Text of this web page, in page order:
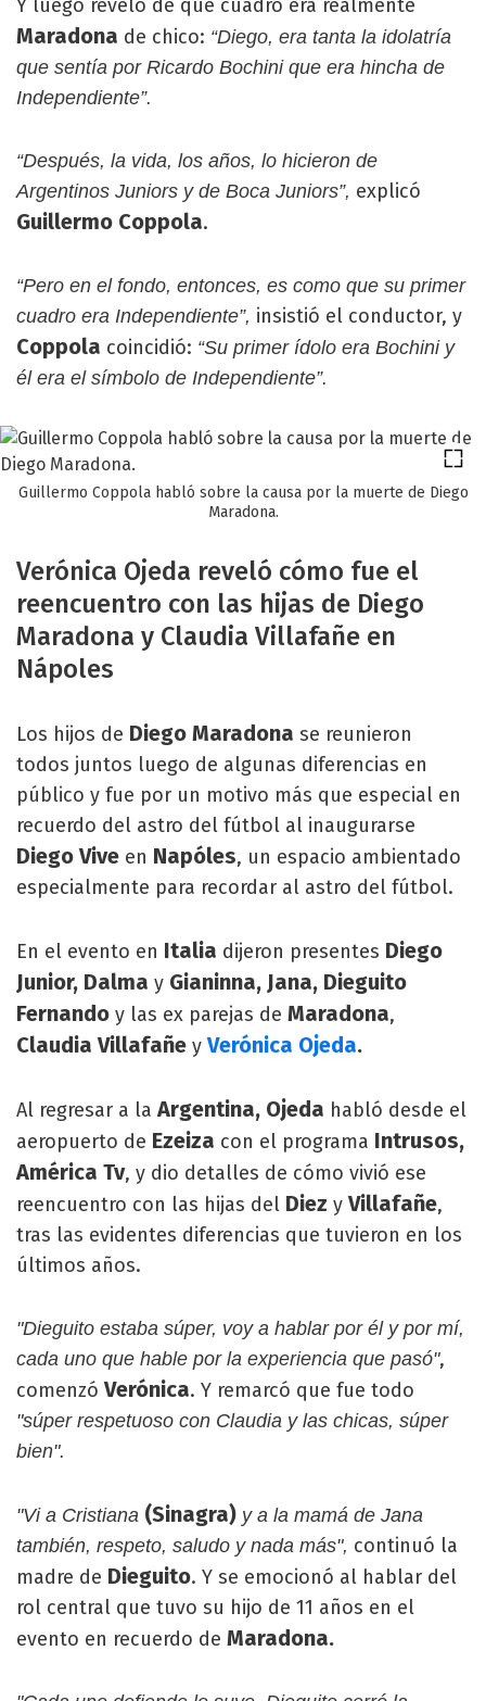
Y luego reveló de qué cuadro era realmente
Maradona de chico: “Diego, era tanta la idolatría
que sentía por Ricardo Bochini que era hincha de
Independiente”.
“Después, la vida, los años, lo hicieron de
Argentinos Juniors y de Boca Juniors”, explicó
Guillermo Coppola.
“Pero en el fondo, entonces, es como que su primer
cuadro era Independiente”, insistió el conductor, y
Coppola coincidió: “Su primer ídolo era Bochini y
él era el símbolo de Independiente”.
Guillermo Coppola habló sobre la causa por la muerte de Diego
Maradona.
Verónica Ojeda reveló cómo fue el
reencuentro con las hijas de Diego
Maradona y Claudia Villafañe en
Nápoles
Los hijos de Diego Maradona se reunieron
todos juntos luego de algunas diferencias en
público y fue por un motivo más que especial en
recuerdo del astro del fútbol al inaugurarse
Diego Vive en Napóles, un espacio ambientado
especialmente para recordar al astro del fútbol.
En el evento en Italia dijeron presentes Diego
Junior, Dalma y Gianinna, Jana, Dieguito
Fernando y las ex parejas de Maradona,
Claudia Villafañe y Verónica Ojeda.
Al regresar a laArgentina, Ojeda habló desde el
aeropuerto de Ezeiza con el programa Intrusos,
América Tv, y dio detalles de cómo vivió ese
reencuentro con las hijas del Diez yVillafañe,
tras las evidentes diferencias que tuvieron en los
últimos años.
"Dieguito estaba súper, voy a hablar por él y por mí,
cada uno que hable por la experiencia que pasó",
comenzóVerónica. Y remarcó que fue todo
"súper respetuoso con Claudia y las chicas, súper
bien".
"Vi a Cristiana (Sinagra) y a la mamá de Jana
también, respeto, saludo y nada más", continuó la
madre de Dieguito. Y se emocionó al hablar del
rol central que tuvo su hijo de 11 años en el
evento en recuerdo de Maradona.